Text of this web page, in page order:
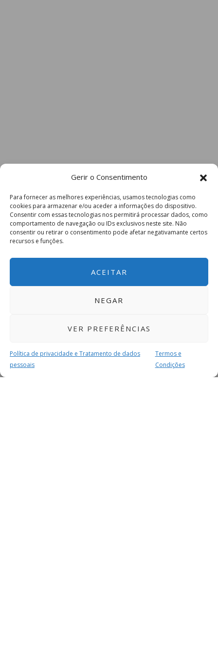
Gerir o Consentimento
Para fornecer as melhores experiências, usamos tecnologias como
cookies para armazenar e/ou aceder a informações do dispositivo.
Consentir com essas tecnologias nos permitirá processar dados, como
comportamento de navegação ou IDs exclusivos neste site. Não
consentir ou retirar o consentimento pode afetar negativamante certos
recursos e funções.
ACEITAR
NEGAR
VER PREFERÊNCIAS
Política de privacidade e Tratamento de dados
pessoais
Termos e
Condições